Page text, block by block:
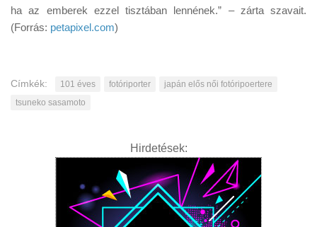
ha az emberek ezzel tisztában lennének.” – zárta szavait.
(Forrás: petapixel.com)
Címkék: 101 éves fotóriporter
japán elős női fotóripoertere
tsuneko sasamoto
Hirdetések: